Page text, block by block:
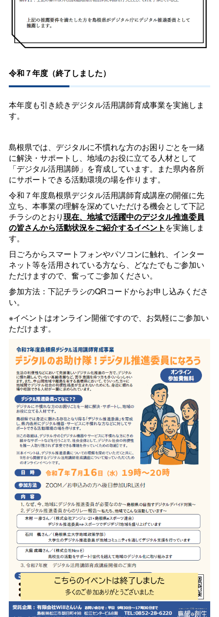
令和７年度（終了しました）
本年度も引き続きデジタル活用講師育成事業を実施しま
す。
島根県では、デジタルに不慣れな方のお困りごとを一緒
に解決・サポートし、地域のお役に立てる人材として
「デジタル活用講師」を育成しています。また県内各所
にサポートできる活動環境の場を作ります。
令和７年度島根県デジタル活用講師育成講座の開催に先
立ち、本事業の理解を深めていただける機会として下記
チラシのとおり現在、地域で活躍中のデジタル推進委員
の皆さんから活動状況をご紹介するイベント を実施しま
す。
日ごろからスマートフォンやパソコンに触れ、インター
ネット等を活用されている方なら、どなたでもご参加い
ただけますので、奮ってご参加ください。
参加方法：下記チラシのQRコードからお申し込みくださ
い。
※イベントはオンライン開催ですので、お気軽にご参加い
ただけます。